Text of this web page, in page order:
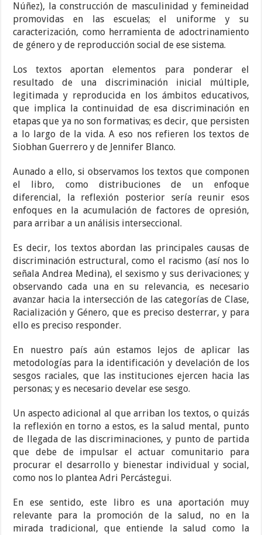
Núñez), la construcción de masculinidad y femineidad
promovidas en las escuelas; el uniforme y su
caracterización, como herramienta de adoctrinamiento
de género y de reproducción social de ese sistema.
Los textos aportan elementos para ponderar el
resultado de una discriminación inicial múltiple,
legitimada y reproducida en los ámbitos educativos,
que implica la continuidad de esa discriminación en
etapas que ya no son formativas; es decir, que persisten
a lo largo de la vida. A eso nos refieren los textos de
Siobhan Guerrero y de Jennifer Blanco.
Aunado a ello, si observamos los textos que componen
el libro, como distribuciones de un enfoque
diferencial, la reflexión posterior sería reunir esos
enfoques en la acumulación de factores de opresión,
para arribar a un análisis interseccional.
Es decir, los textos abordan las principales causas de
discriminación estructural, como el racismo (así nos lo
señala Andrea Medina), el sexismo y sus derivaciones; y
observando cada una en su relevancia, es necesario
avanzar hacia la intersección de las categorías de Clase,
Racialización y Género, que es preciso desterrar, y para
ello es preciso responder.
En nuestro país aún estamos lejos de aplicar las
metodologías para la identificación y develación de los
sesgos raciales, que las instituciones ejercen hacia las
personas; y es necesario develar ese sesgo.
Un aspecto adicional al que arriban los textos, o quizás
la reflexión en torno a estos, es la salud mental, punto
de llegada de las discriminaciones, y punto de partida
que debe de impulsar el actuar comunitario para
procurar el desarrollo y bienestar individual y social,
como nos lo plantea Adri Percástegui.
En ese sentido, este libro es una aportación muy
relevante para la promoción de la salud, no en la
mirada tradicional, que entiende la salud como la